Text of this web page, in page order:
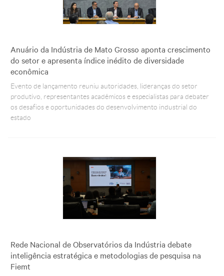
Anuário da Indústria de Mato Grosso aponta crescimento
do setor e apresenta índice inédito de diversidade
econômica
Evento de lançamento reuniu autoridades, lideranças do setor
produtivo, representantes acadêmicos e especialistas para debater
os desafios e oportunidades do desenvolvimento industrial do
estado
Rede Nacional de Observatórios da Indústria debate
inteligência estratégica e metodologias de pesquisa na
Fiemt